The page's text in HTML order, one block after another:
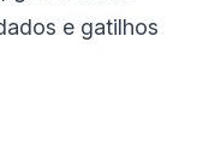
e gatilhos